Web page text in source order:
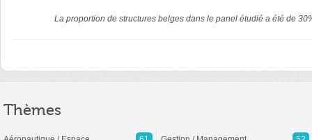
La proportion de structures belges dans le panel étudié a été de
Thèmes